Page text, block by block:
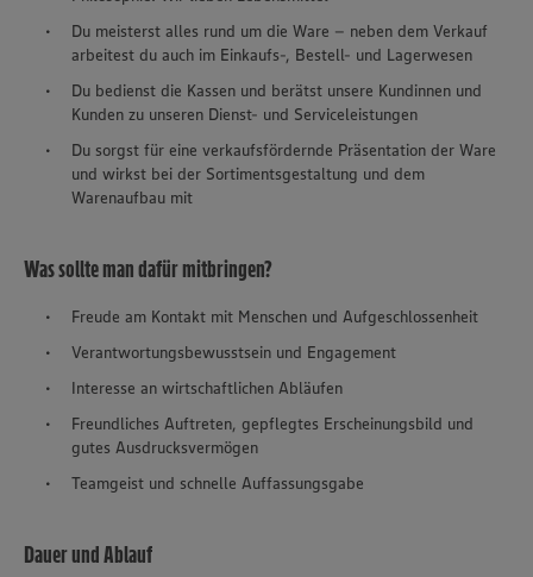
Du meisterst alles rund um die Ware – neben dem Verkauf
arbeitest du auch im Einkaufs-, Bestell- und Lagerwesen
Du bedienst die Kassen und berätst unsere Kundinnen und
Kunden zu unseren Dienst- und Serviceleistungen
Du sorgst für eine verkaufsfördernde Präsentation der Ware
und wirkst bei der Sortimentsgestaltung und dem
Warenaufbau mit
Was sollte man dafür mitbringen?
Freude am Kontakt mit Menschen und Aufgeschlossenheit
Verantwortungsbewusstsein und Engagement
Interesse an wirtschaftlichen Abläufen
Freundliches Auftreten, gepflegtes Erscheinungsbild und
gutes Ausdrucksvermögen
Teamgeist und schnelle Auffassungsgabe
Dauer und Ablauf